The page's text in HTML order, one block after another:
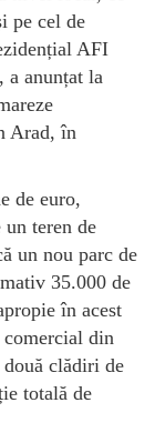
pe cel de
AFI
anunțat la
Arad, în
de euro,
teren de
un nou parc de
35.000 de
în acest
din
clădiri de
totală de